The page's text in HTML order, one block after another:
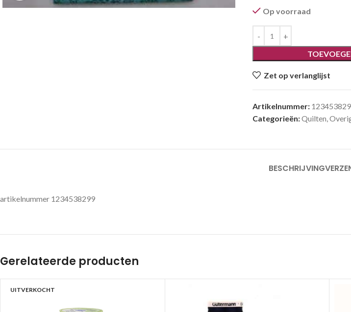
Op voorraad
Zet op verlanglijst
Artikelnummer:
Categorieën:Quilten,
BESCHRIJVING
artikelnummer 1234538299
Gerelateerde producten
UITVERKOCHT